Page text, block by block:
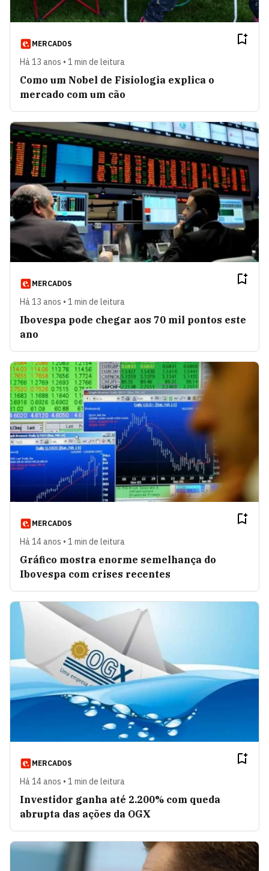
MERCADOS
Há 13 anos • 1 min de leitura
Como um Nobel de Fisiologia explica o
mercado com um cão
MERCADOS
Há 13 anos • 1 min de leitura
Ibovespa pode chegar aos 70 mil pontos este
ano
MERCADOS
Há 14 anos • 1 min de leitura
Gráfico mostra enorme semelhança do
Ibovespa com crises recentes
MERCADOS
Há 14 anos • 1 min de leitura
Investidor ganha até 2.200% com queda
abrupta das ações da OGX